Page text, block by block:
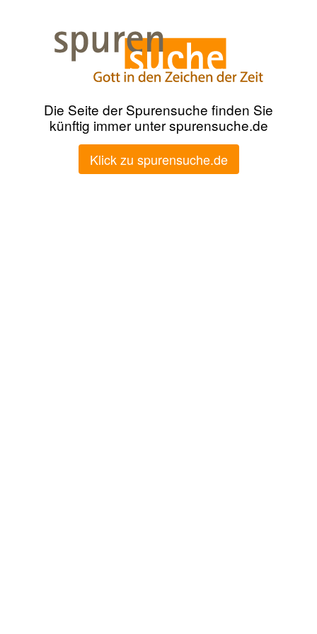
Die Seite der Spurensuche finden Sie
künftig immer unter spurensuche.de
Klick zu spurensuche.de